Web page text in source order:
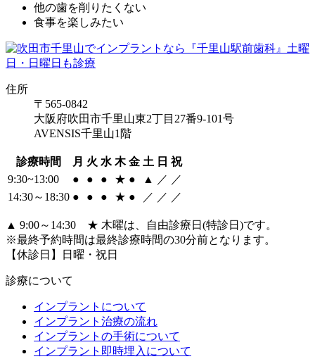
他の歯を削りたくない
食事を楽しみたい
住所
〒565-0842
大阪府吹田市千里山東2丁目27番9-101号
AVENSIS千里山1階
診療時間 月 火 水 木 金 土 日 祝
9:30~13:00
● ● ● ★ ● ▲ ／ ／
14:30～18:30 ● ● ● ★ ● ／ ／ ／
▲ 9:00～14:30 ★ 木曜は、自由診療日(特診日)です。
※最終予約時間は最終診療時間の30分前となります。
【休診日】日曜・祝日
診療について
インプラントについて
インプラント治療の流れ
インプラントの手術について
インプラント即時埋入について